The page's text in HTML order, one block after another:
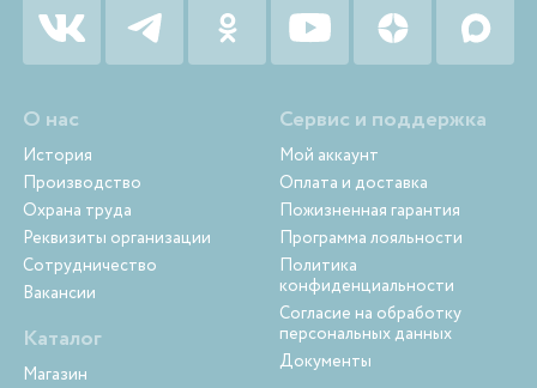
О нас
История
Производство
Охрана труда
Реквизиты организации
Сотрудничество
Вакансии
Каталог
Магазин
Сервис и поддержка
Мой аккаунт
Оплата и доставка
Пожизненная гарантия
Программа лояльности
Политика
конфиденциальности
Согласие на обработку
персональных данных
Документы